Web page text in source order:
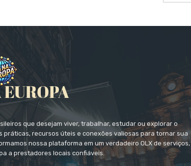
que desejam viver, trabalhar, estudar ou explorar o
recursos úteis e conexões valiosas para tornar sua
nossa plataforma em um verdadeiro OLX de serviços,
a prestadores locais confiáveis.